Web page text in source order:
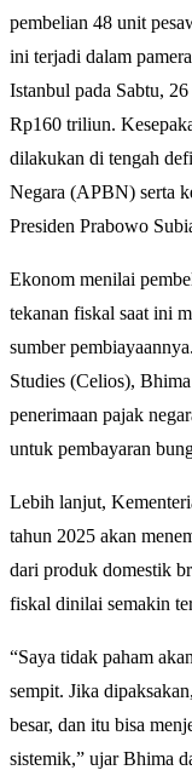
pembelian 48 unit
ini terjadi dalam
Istanbul pada Sabtu,
Rp160 triliun.
dilakukan di tengah
Negara (APBN) serta
Presiden Prabowo
Ekonom menilai
tekanan fiskal saat ini
sumber
Studies (Celios),
penerimaan pajak
untuk pembayaran
Lebih lanjut,
tahun 2025 akan
dari produk domestik
fiskal dinilai semakin
“Saya tidak paham
sempit. Jika
besar, dan itu bisa
sistemik,” ujar Bhima